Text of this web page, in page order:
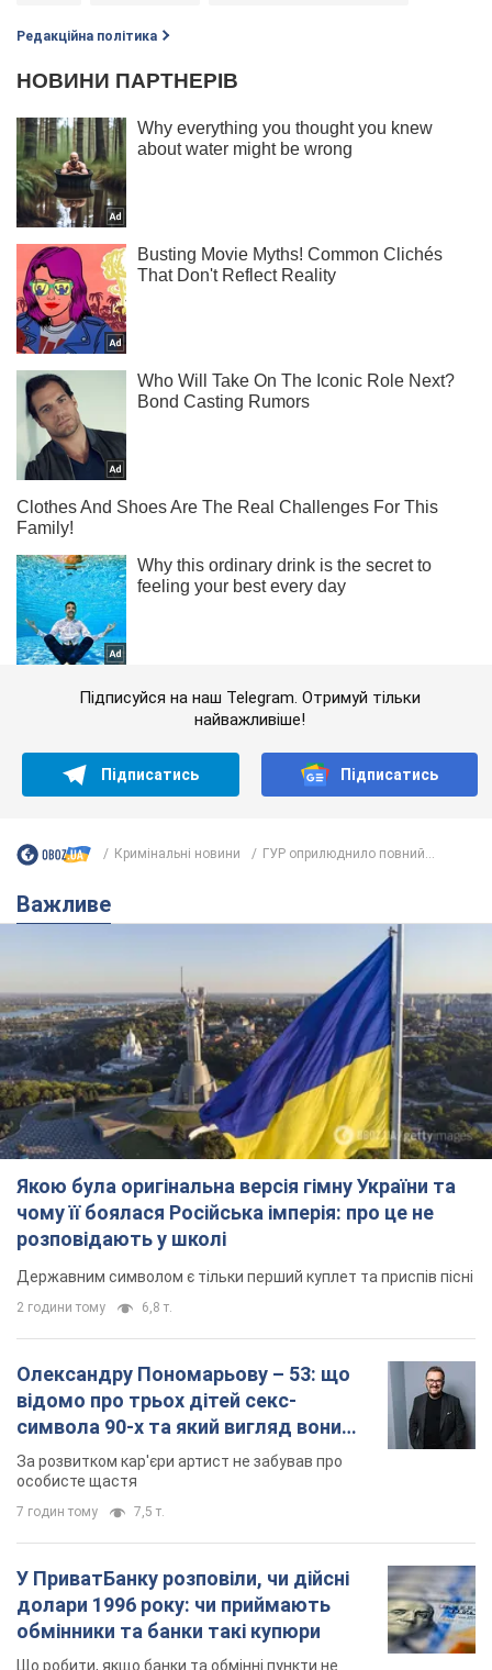
Редакційна політика
Підписуйся на наш Telegram. Отримуй тільки
найважливіше!
Підписатись Підписатись
Кримінальні новини ГУР оприлюднило повний...
Важливе
Якою була оригінальна версія гімну України та
чому її боялася Російська імперія: про це не
розповідають у школі
Державним символом є тільки перший куплет та приспів пісні
2 години тому 6,8 т.
Олександру Пономарьову – 53: що
відомо про трьох дітей секс-
символа 90-х та який вигляд вони
мають
За розвитком кар'єри артист не забував про
особисте щастя
7 годин тому 7,5 т.
У ПриватБанку розповіли, чи дійсні
долари 1996 року: чи приймають
обмінники та банки такі купюри
Що робити, якщо банки та обмінні пункти не